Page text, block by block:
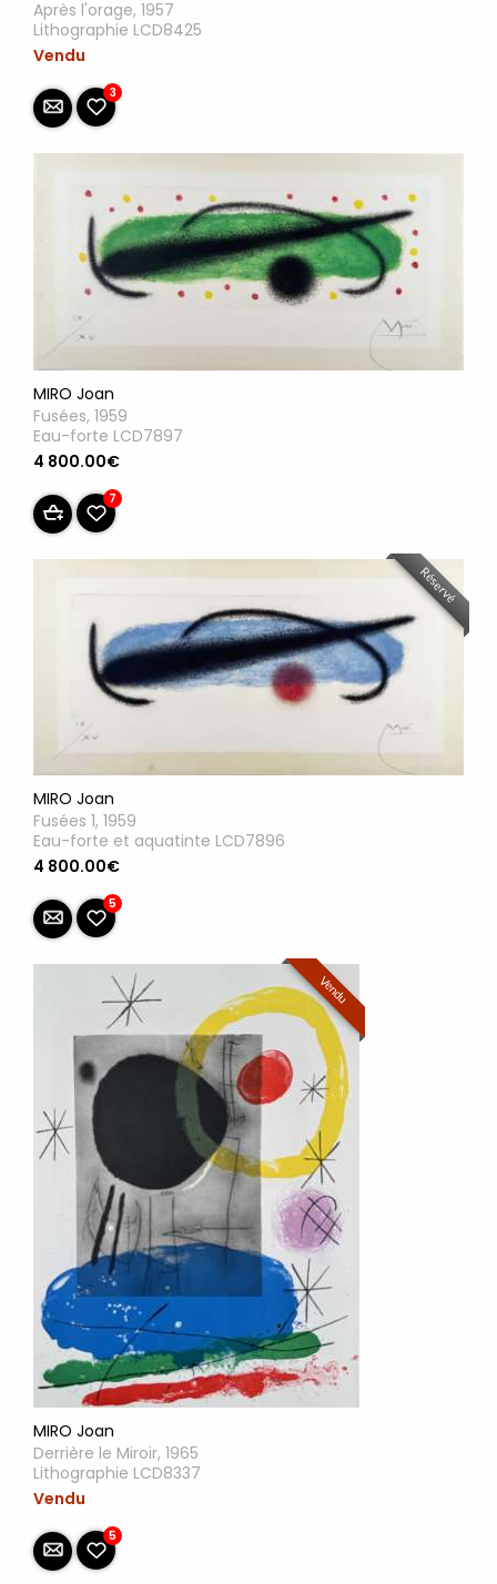
Après l'orage, 1957
Lithographie LCD8425
Vendu
3
MIRO Joan
Fusées, 1959
Eau-forte LCD7897
4 800.00€
7
Réservé
MIRO Joan
Fusées 1, 1959
Eau-forte et aquatinte LCD7896
4 800.00€
5
Vendu
MIRO Joan
Derrière le Miroir, 1965
Lithographie LCD8337
Vendu
5